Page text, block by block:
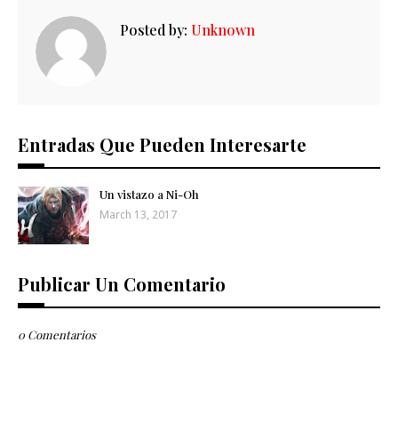
Posted by: Unknown
Entradas Que Pueden Interesarte
Un vistazo a Ni-Oh
March 13, 2017
Publicar Un Comentario
0 Comentarios